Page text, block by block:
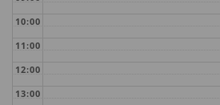
10:00
11:00
12:00
13:00